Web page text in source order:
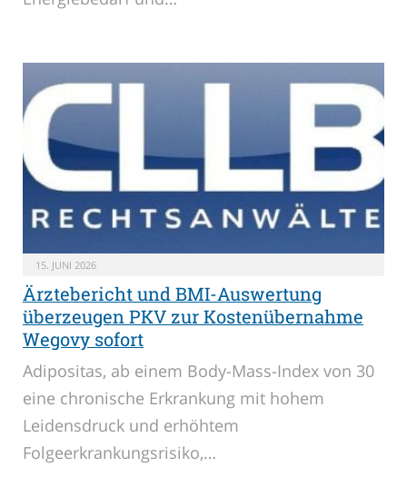
15. JUNI 2026
Ärztebericht und BMI-Auswertung
überzeugen PKV zur Kostenübernahme
Wegovy sofort
Adipositas, ab einem Body-Mass-Index von 30
eine chronische Erkrankung mit hohem
Leidensdruck und erhöhtem
Folgeerkrankungsrisiko,…